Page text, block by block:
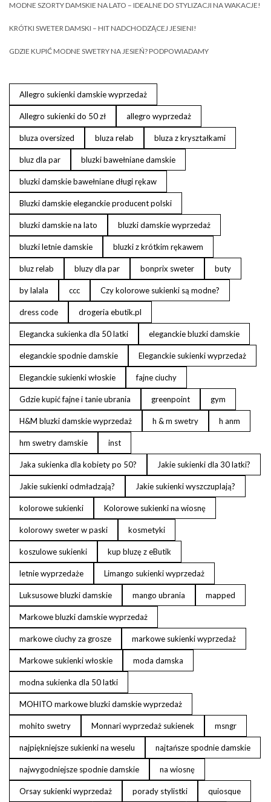
MODNE SZORTY DAMSKIE NA LATO – IDEALNE DO STYLIZACJI NA WAKACJE!
KRÓTKI SWETER DAMSKI – HIT NADCHODZĄCEJ JESIENI!
GDZIE KUPIĆ MODNE SWETRY NA JESIEŃ? PODPOWIADAMY
Allegro sukienki damskie wyprzedaż
Allegro sukienki do 50 zł allegro wyprzedaż
bluza oversized bluza relab bluza z kryształkami
bluz dla par bluzki bawełniane damskie
bluzki damskie bawełniane długi rękaw
Bluzki damskie eleganckie producent polski
bluzki damskie na lato bluzki damskie wyprzedaż
bluzki letnie damskie bluzki z krótkim rękawem
bluz relab bluzy dla par bonprix sweter buty
by lalala ccc Czy kolorowe sukienki są modne?
dress code drogeria ebutik.pl
Elegancka sukienka dla 50 latki eleganckie bluzki damskie
eleganckie spodnie damskie Eleganckie sukienki wyprzedaż
Eleganckie sukienki włoskie fajne ciuchy
Gdzie kupić fajne i tanie ubrania greenpoint gym
H&M bluzki damskie wyprzedaż h & m swetry h anm
hm swetry damskie inst
Jaka sukienka dla kobiety po 50? Jakie sukienki dla 30 latki?
Jakie sukienki odmładzają? Jakie sukienki wyszczuplają?
kolorowe sukienki Kolorowe sukienki na wiosnę
kolorowy sweter w paski kosmetyki
koszulowe sukienki kup bluzę z eButik
letnie wyprzedaże Limango sukienki wyprzedaż
Luksusowe bluzki damskie mango ubrania mapped
Markowe bluzki damskie wyprzedaż
markowe ciuchy za grosze markowe sukienki wyprzedaż
Markowe sukienki włoskie moda damska
modna sukienka dla 50 latki
MOHITO markowe bluzki damskie wyprzedaż
mohito swetry Monnari wyprzedaż sukienek msngr
najpiękniejsze sukienki na weselu najtańsze spodnie damskie
najwygodniejsze spodnie damskie na wiosnę
Orsay sukienki wyprzedaż porady stylistki quiosque